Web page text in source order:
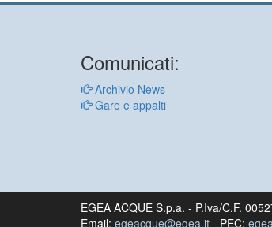
Comunicati:
Archivio News
Gare e appalti
EGEA ACQUE S.p.a. - P.Iva/C.F.
Email: egeacque@egea.it - PEC: